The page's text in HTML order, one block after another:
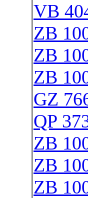
VB
ZB
ZB
ZB
GZ
QP
ZB
ZB
ZB